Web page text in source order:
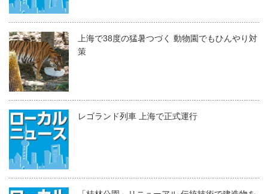
上海で38度の猛暑つづく 動物園でもひんやり対
策
レゴランド列車 上海で正式運行